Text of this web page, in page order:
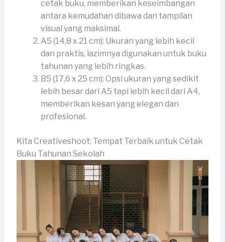
cetak buku, memberikan keseimbangan
antara kemudahan dibawa dan tampilan
visual yang maksimal.
A5 (14,8 x 21 cm): Ukuran yang lebih kecil
dan praktis, lazimnya digunakan untuk buku
tahunan yang lebih ringkas.
B5 (17,6 x 25 cm): Opsi ukuran yang sedikit
lebih besar dari A5 tapi lebih kecil dari A4,
memberikan kesan yang elegan dan
profesional.
Kita Creativeshoot: Tempat Terbaik untuk Cetak
Buku Tahunan Sekolah